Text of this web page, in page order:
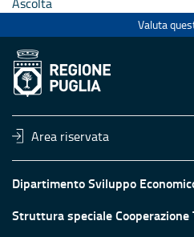
Valuta
Area riservata
Dipartimento Sviluppo
Struttura speciale